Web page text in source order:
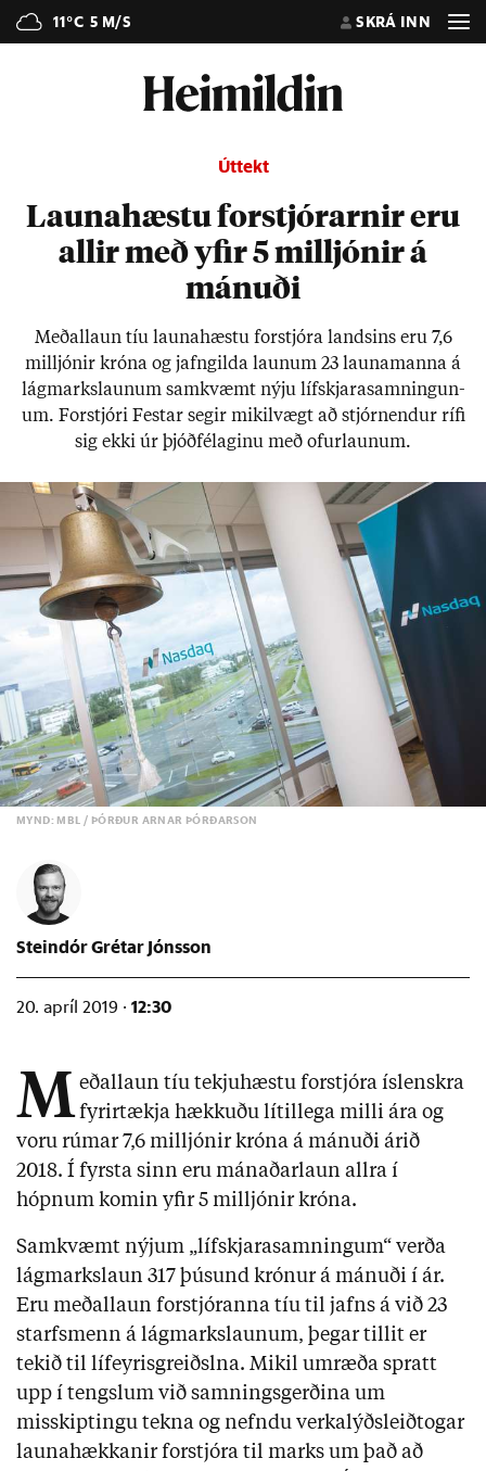
11°C 5 M/S SKRÁ INN
Úttekt
Launahæstu forstjórarnir eru
allir með yfir 5 milljónir á
mánuði
Með­al­laun tíu launa­hæstu for­stjóra lands­ins eru 7,6
millj­ón­ir króna og jafn­gilda laun­um 23 launa­manna á
lág­marks­laun­um sam­kvæmt nýju lífs­kjara­samn­ing­un­
um. For­stjóri Fest­ar seg­ir mik­il­vægt að stjórn­end­ur rífi
sig ekki úr þjóð­fé­lag­inu með of­ur­laun­um.
MYND: MBL / ÞÓRÐUR ARNAR ÞÓRÐARSON
Steindór Grétar Jónsson
20. apríl 2019 · 12:30
Meðallaun tíu tekjuhæstu forstjóra íslenskra
fyrirtækja hækkuðu lítillega milli ára og
voru rúmar 7,6 milljónir króna á mánuði árið
2018. Í fyrsta sinn eru mánaðarlaun allra í
hópnum komin yfir 5 milljónir króna.
Samkvæmt nýjum „lífskjarasamningum“ verða
lágmarkslaun 317 þúsund krónur á mánuði í ár.
Eru meðallaun forstjóranna tíu til jafns á við 23
starfsmenn á lágmarkslaunum, þegar tillit er
tekið til lífeyrisgreiðslna. Mikil umræða spratt
upp í tengslum við samningsgerðina um
misskiptingu tekna og nefndu verkalýðsleiðtogar
launahækkanir forstjóra til marks um það að